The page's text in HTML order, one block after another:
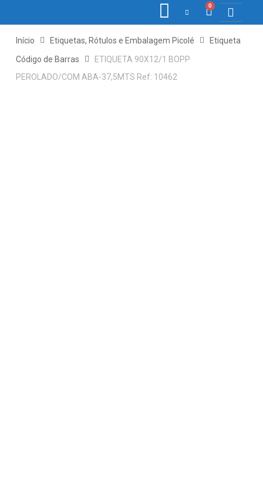
0
Início Etiquetas, Rótulos e Embalagem Picolé
Etiqueta
Código de Barras
ETIQUETA 90X12/1 BOPP
PEROLADO/COM ABA-37,5MTS Ref: 10462